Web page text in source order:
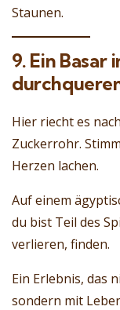
Staunen.
9. Ein Basar
Hier riecht es
Zuckerrohr.
Herzen lachen.
Auf einem
du bist Teil des
verlieren, finden.
Ein Erlebnis, das
sondern mit